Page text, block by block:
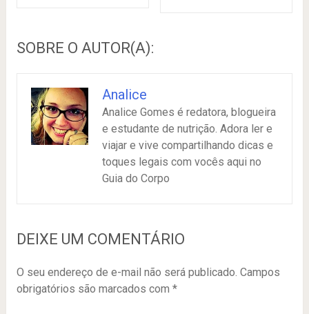
SOBRE O AUTOR(A):
Analice
Analice Gomes é redatora, blogueira
e estudante de nutrição. Adora ler e
viajar e vive compartilhando dicas e
toques legais com vocês aqui no
Guia do Corpo
DEIXE UM COMENTÁRIO
O seu endereço de e-mail não será publicado. Campos
obrigatórios são marcados com *